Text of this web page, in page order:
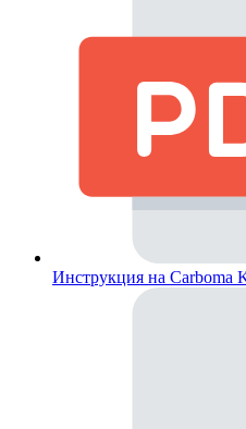
Инструкция на Carboma